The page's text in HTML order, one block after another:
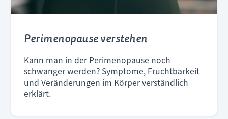
Perimenopause verstehen
Kann man in der Perimenopause noch
schwanger werden? Symptome, Fruchtbarkeit
und Veränderungen im Körper verständlich
erklärt.